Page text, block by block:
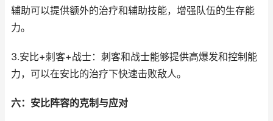
辅助可以提供额外的治疗和辅助技能，增强队伍的生存能
力。
3.安比+刺客+战士：刺客和战士能够提供高爆发和控制能
力，可以在安比的治疗下快速击败敌人。
六：安比阵容的克制与应对